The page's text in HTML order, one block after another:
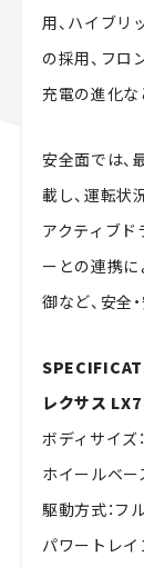
用、ハイブ
の採用、フロ
充電の進化な
安全面では、
載し、運転状
アクティブド
ーとの連携
御など、安全
レクサス
ボディサイ
ホイールベー
駆動方式：フ
パワートレイ